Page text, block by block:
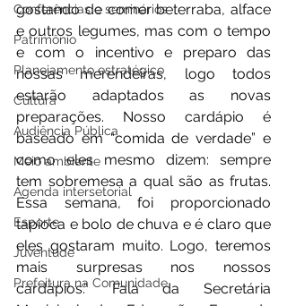
Conferências e seminários
Patrimônio
Planejamento estratégico
Cultura
Audiência Pública
Meio ambiente
Agenda intersetorial
Esporte
Juventude
Prefeitura na Comunidade
gostando de comer beterraba, alface
e outros legumes, mas com o tempo
e com o incentivo e preparo das
nossas merendeiras, logo todos
estarão adaptados as novas
preparações. Nosso cardápio é
baseado em “comida de verdade” e
como eles mesmo dizem: sempre
tem sobremesa a qual são as frutas.
Essa semana, foi proporcionado
tapioca e bolo de chuva e é claro que
eles gostaram muito. Logo, teremos
mais surpresas nos nossos
cardápios.” Fala da Secretária